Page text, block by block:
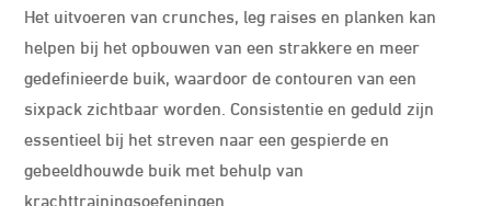
Het uitvoeren van crunches, leg raises en planken kan
helpen bij het opbouwen van een strakkere en meer
gedefinieerde buik, waardoor de contouren van een
sixpack zichtbaar worden. Consistentie en geduld zijn
essentieel bij het streven naar een gespierde en
gebeeldhouwde buik met behulp van
krachttrainingsoefeningen.